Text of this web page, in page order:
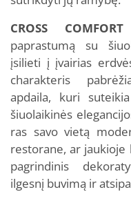
CROSS
paprastumą su
įsilieti į įvairias
charakteris
apdaila, kuri
šiuolaikinės
ras savo vietą
restorane, ar jaukioje
pagrindinis
ilgesnį buvimą ir